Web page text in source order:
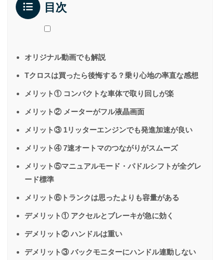
目次
オリジナル動画でも解説
Tクロスは買ったら後悔する？乗り心地の率直な感想
メリット① コンパクトな車体で取り回しが楽
メリット② メーターがフル液晶画面
メリット③ 1リッターエンジンでも発進加速が良い
メリット④ 7速オートマのつながりがスムーズ
メリット⑤マニュアルモード・パドルシフトが全グレ
ード標準
メリット⑥トランクは思ったよりも容量がある
デメリット① アクセルとブレーキが急に効く
デメリット② ハンドルは重い
デメリット③ バックモニターにハンドル連動しない